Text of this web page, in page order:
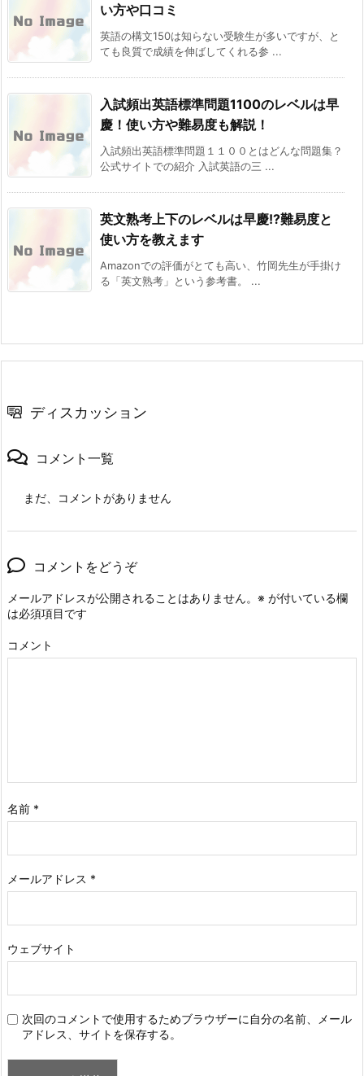
い方や口コミ
英語の構文150は知らない受験生が多いですが、と
ても良質で成績を伸ばしてくれる参 ...
入試頻出英語標準問題1100のレベルは早
慶！使い方や難易度も解説！
入試頻出英語標準問題１１００とはどんな問題集？
公式サイトでの紹介 入試英語の三 ...
英文熟考上下のレベルは早慶!?難易度と
使い方を教えます
Amazonでの評価がとても高い、竹岡先生が手掛け
る「英文熟考」という参考書。 ...
ディスカッション
コメント一覧
まだ、コメントがありません
コメントをどうぞ
メールアドレスが公開されることはありません。 ※ が付いている欄
は必須項目です
コメント
名前 *
メールアドレス *
ウェブサイト
次回のコメントで使用するためブラウザーに自分の名前、メール
アドレス、サイトを保存する。